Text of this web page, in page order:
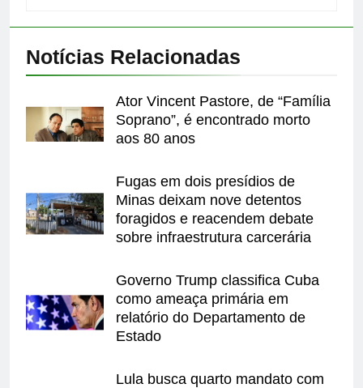
Notícias Relacionadas
Ator Vincent Pastore, de “Família
Soprano”, é encontrado morto
aos 80 anos
Fugas em dois presídios de
Minas deixam nove detentos
foragidos e reacendem debate
sobre infraestrutura carcerária
Governo Trump classifica Cuba
como ameaça primária em
relatório do Departamento de
Estado
Lula busca quarto mandato com